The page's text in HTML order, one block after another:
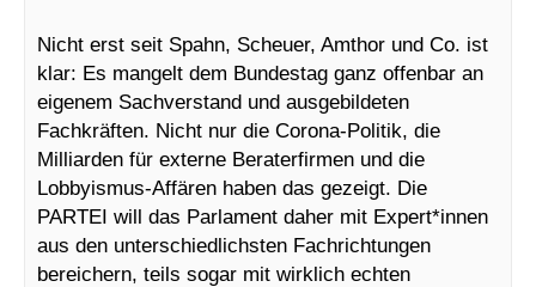
Nicht erst seit Spahn, Scheuer, Amthor und Co. ist
klar: Es mangelt dem Bundestag ganz offenbar an
eigenem Sachverstand und ausgebildeten
Fachkräften. Nicht nur die Corona-Politik, die
Milliarden für externe Beraterfirmen und die
Lobbyismus-Affären haben das gezeigt. Die
PARTEI will das Parlament daher mit Expert*innen
aus den unterschiedlichsten Fachrichtungen
bereichern, teils sogar mit wirklich echten